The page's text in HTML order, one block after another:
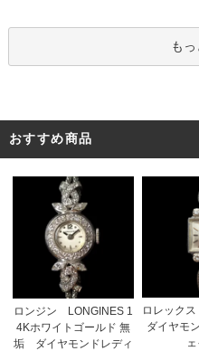
も
おすすめ商品
ロンジン LONGINES 1
4Kホワイトゴールド 無
垢 ダイヤモンドレディ
ロレック
ダイヤモ